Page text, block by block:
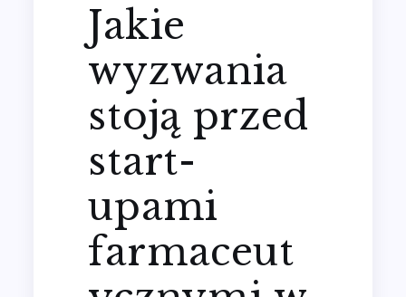
Jakie
wyzwania
stoją przed
start-
upami
farmaceut